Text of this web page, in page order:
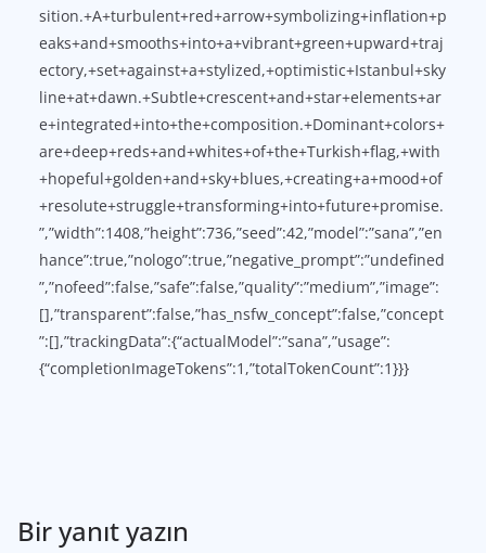
sition.+A+turbulent+red+arrow+symbolizing+inflation+p
eaks+and+smooths+into+a+vibrant+green+upward+traj
ectory,+set+against+a+stylized,+optimistic+Istanbul+sky
line+at+dawn.+Subtle+crescent+and+star+elements+ar
e+integrated+into+the+composition.+Dominant+colors+
are+deep+reds+and+whites+of+the+Turkish+flag,+with
+hopeful+golden+and+sky+blues,+creating+a+mood+of
+resolute+struggle+transforming+into+future+promise.
”,”width”:1408,”height”:736,”seed”:42,”model”:”sana”,”en
hance”:true,”nologo”:true,”negative_prompt”:”undefined
”,”nofeed”:false,”safe”:false,”quality”:”medium”,”image”:
[],”transparent”:false,”has_nsfw_concept”:false,”concept
”:[],”trackingData”:{“actualModel”:”sana”,”usage”:
{“completionImageTokens”:1,”totalTokenCount”:1}}}
Bir yanıt yazın